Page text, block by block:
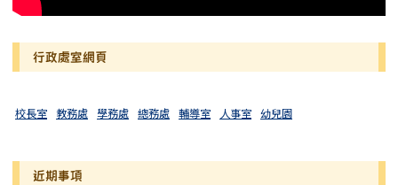
行政處室網頁
校長室 教務處 學務處 總務處 輔導室 人事室 幼兒園
近期事項